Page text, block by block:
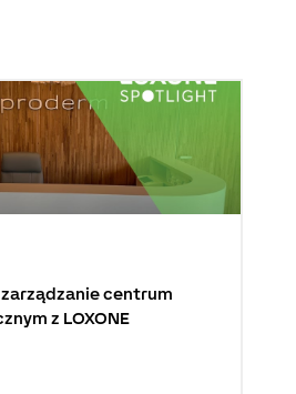
centrum
z LOXONE